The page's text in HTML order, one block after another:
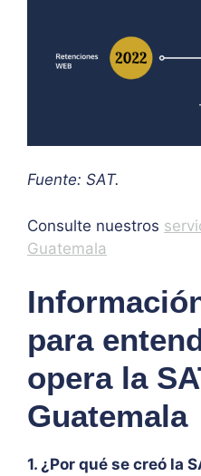
Fuente: SAT.
Consulte nuestros
Guatemala
para
opera la
Guatemala
1. ¿Por qué se creó la